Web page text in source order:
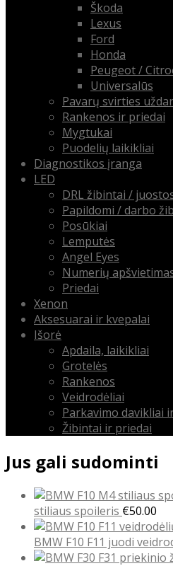
Škoda
Lexus
Ford
Honda
Peugeot /
Universalūs
Pavarų svirties
Rankenos ir priedai
Mygtukai
Puodelių laikikliai
Diagnostikos įranga
LED
DRL žibintai /
Papildomi / darbo
Posūkiai
Lemputės
Angel Eyes
Numerių
Priedai
Xenon
Aksesuarai ir kvepalai
Išorė
Apdaila, laikikliai
Grotelės
Rankenos
Veidrodėliai
Parkavimo davikliai
Žibintai ir priedai
Jus gali sudominti
stiliaus spoileris €50.00
BMW F10 F11 juodi